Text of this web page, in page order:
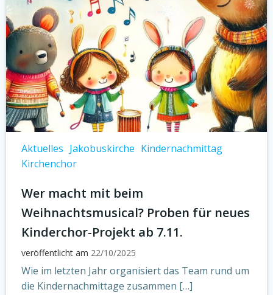
Aktuelles Jakobuskirche Kindernachmittag
Kirchenchor
Wer macht mit beim
Weihnachtsmusical? Proben für neues
Kinderchor-Projekt ab 7.11.
veröffentlicht am 22/10/2025
Wie im letzten Jahr organisiert das Team rund um
die Kindernachmittage zusammen […]